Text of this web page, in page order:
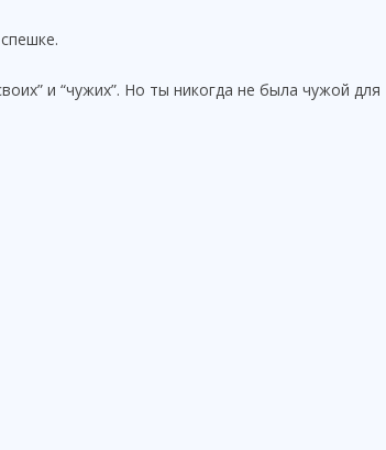
и “чужих”. Но ты никогда не была чужой для